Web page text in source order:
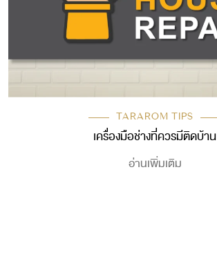
TARAROM TIPS
เครื่องมือช่างที่ควรมีติดบ้าน
อ่านเพิ่มเติม